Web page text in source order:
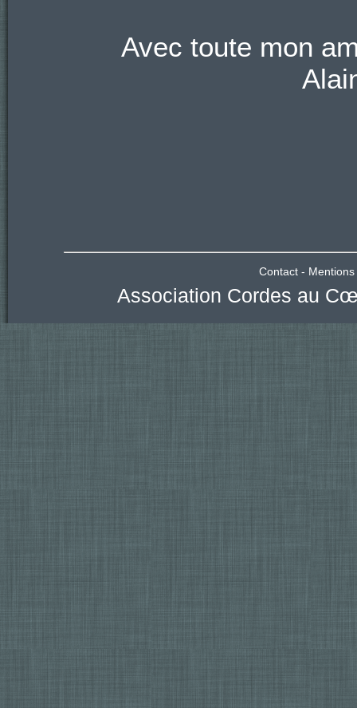
Avec toute mon
Contact -
Association Cordes au